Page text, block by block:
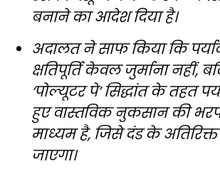
बनाने का आदेश दिया है।
अदालत ने साफ किया कि
क्षतिपूर्ति केवल जुर्माना नहीं,
‘पोल्यूटर पे’ सिद्धांत के तहत
हुए वास्तविक नुकसान की
माध्यम है, जिसे दंड के
जाएगा।